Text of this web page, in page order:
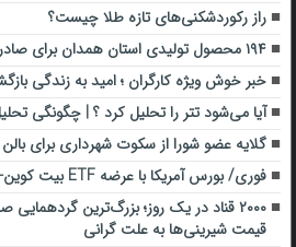
راز رکوردشکنی‌های تازه طلا چیست؟
۱۹۴ محصول تولیدی استان همدان برای صادرات شناسایی شد
خبر خوش ویژه کارگران ؛ امید به زندگی
آیا می‌شود تتر را تحلیل کرد ؟ | چگونگی
گلایه عضو شورا از سکوت شهرداری برای
فوری/ بورس آمریکا با عرضه ETF بیت کوین-اتریوم بیتوایز موافقت کرد
۲۰۰۰ قناد در یک روز؛ بزرگ‌ترین
قیمت شیرینی‌ها به علت گرانی